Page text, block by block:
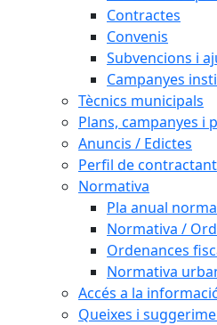
Contractes
Convenis
Subvencions i
Campanyes
Tècnics municipals
Plans, campanyes i
Anuncis / Edictes
Perfil de contractant
Normativa
Pla anual
Normativa /
Ordenances
Normativa
Accés a la
Queixes i